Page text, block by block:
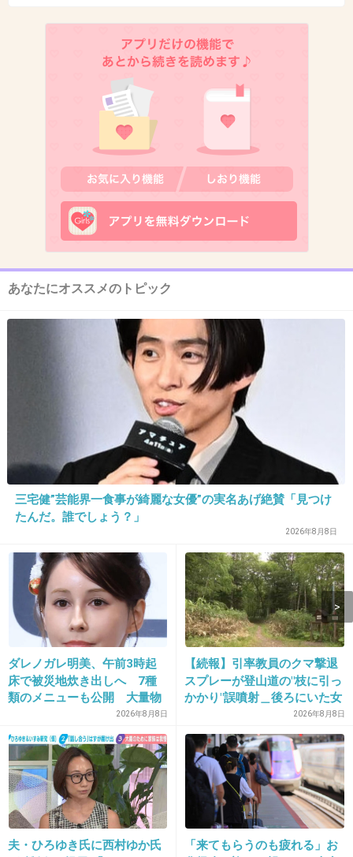
2015/08/11(火) 08:42:50
+1086
道重＆田中
+655 -89
7. 匿名 2015/08/11(火) 08:43:08
V6
出典：miyakeken-miyake.blog.so-net.ne.jp
+748 -33
8. 匿名 2015/08/11(火) 08:43:35
あなたにオススメのトピック
三宅健”芸能界一食事が綺麗な女優”の実名あげ絶賛「見つけ
たんだ。誰でしょう？」
2026年8月8日
ダレノガレ明美、午前3時起
床で被災地炊き出しへ 7種
類のメニューも公開 大量物
2026年8月8日
【続報】引率教員のクマ撃退
スプレーが登山道の"枝に引っ
かかり"誤噴射＿後ろにいた女
子高校生の顔を直撃＿急なヒ
グマ出没に備え「安全装置」
外した状態で腰に装着＿女子
高校生はトムラウシ山からヘ
リ搬送され手当
2026年8月8日
夫・ひろゆき氏に西村ゆか氏
「来てもらうのも疲れる」お